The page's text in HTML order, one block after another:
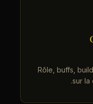
Rôle, buffs,
sur la